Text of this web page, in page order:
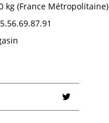
kg (France Métropolitaine)